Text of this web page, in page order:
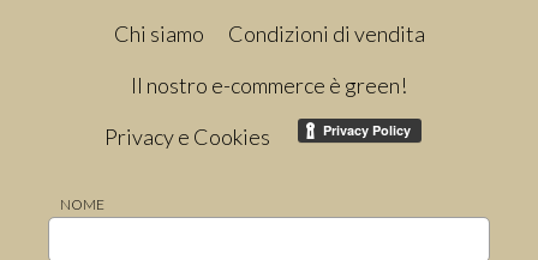
Chi siamo
Condizioni di vendita
Il nostro e-commerce è green!
Privacy e Cookies
NOME